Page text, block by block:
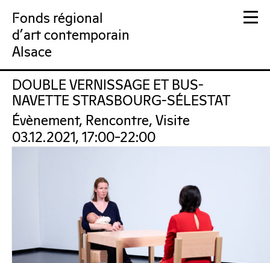
Fonds régional
d'art contemporain
Alsace
FRAC Alsace
DOUBLE VERNISSAGE ET BUS-
NAVETTE STRASBOURG-SÉLESTAT
Évènement, Rencontre, Visite
03.12.2021, 17:00–22:00